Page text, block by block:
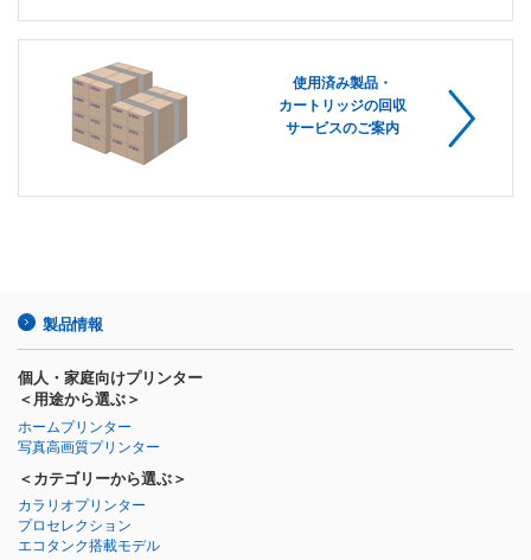
使用済み製品・
カートリッジの回収
サービスのご案内
製品情報
個人・家庭向けプリンター
＜用途から選ぶ＞
ホームプリンター
写真高画質プリンター
＜カテゴリーから選ぶ＞
カラリオプリンター
プロセレクション
エコタンク搭載モデル